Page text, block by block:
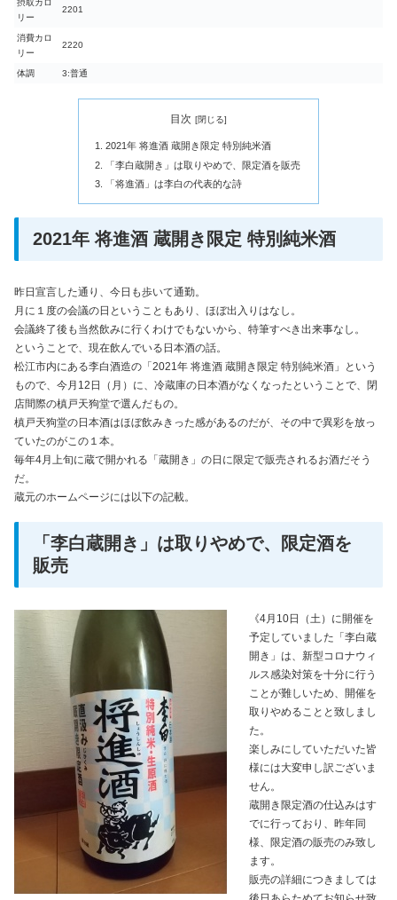
摂取カロ
リー
2201
消費カロ
リー
2220
体調 3:普通
目次
2021年 将進酒 蔵開き限定 特別純米酒
「李白蔵開き」は取りやめで、限定酒を販売
「将進酒」は李白の代表的な詩
2021年 将進酒 蔵開き限定 特別純米酒
昨日宣言した通り、今日も歩いて通勤。
月に１度の会議の日ということもあり、ほぼ出入りはなし。
会議終了後も当然飲みに行くわけでもないから、特筆すべき出来事なし。
ということで、現在飲んでいる日本酒の話。
松江市内にある李白酒造の「2021年 将進酒 蔵開き限定 特別純米酒」という
もので、今月12日（月）に、冷蔵庫の日本酒がなくなったということで、閉
店間際の槙戸天狗堂で選んだもの。
槙戸天狗堂の日本酒はほぼ飲みきった感があるのだが、その中で異彩を放っ
ていたのがこの１本。
毎年4月上旬に蔵で開かれる「蔵開き」の日に限定で販売されるお酒だそう
だ。
蔵元のホームページには以下の記載。
「李白蔵開き」は取りやめで、限定酒を
販売
《4月10日（土）に開催を
予定していました「李白蔵
開き」は、新型コロナウィ
ルス感染対策を十分に行う
ことが難しいため、開催を
取りやめることと致しまし
た。
楽しみにしていただいた皆
様には大変申し訳ございま
せん。
蔵開き限定酒の仕込みはす
でに行っており、昨年同
様、限定酒の販売のみ致し
ます。
販売の詳細につきましては